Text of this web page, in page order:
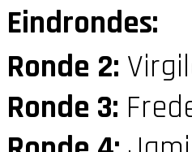
Eindrondes:
Ronde 2:
Ronde 3: